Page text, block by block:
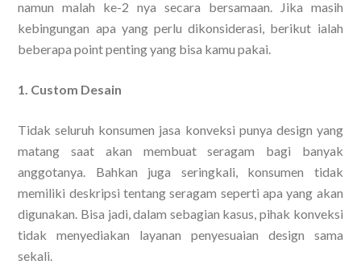
namun malah ke-2 nya secara bersamaan. Jika masih
kebingungan apa yang perlu dikonsiderasi, berikut ialah
beberapa point penting yang bisa kamu pakai.
1. Custom Desain
Tidak seluruh konsumen jasa konveksi punya design yang
matang saat akan membuat seragam bagi banyak
anggotanya. Bahkan juga seringkali, konsumen tidak
memiliki deskripsi tentang seragam seperti apa yang akan
digunakan. Bisa jadi, dalam sebagian kasus, pihak konveksi
tidak menyediakan layanan penyesuaian design sama
sekali.